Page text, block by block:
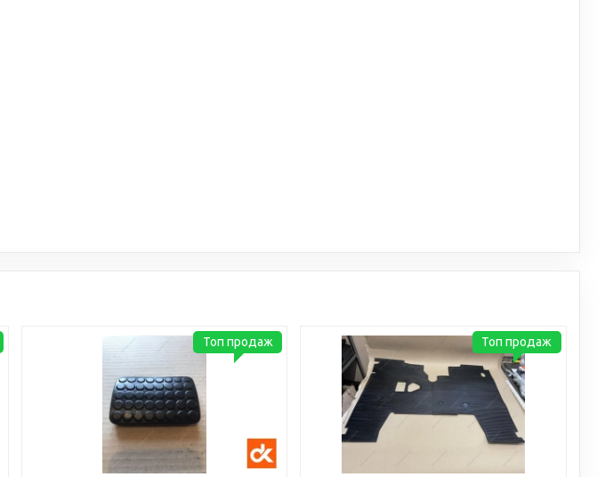
Топ продаж Топ продаж